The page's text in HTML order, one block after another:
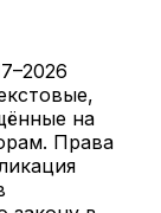
на
Права